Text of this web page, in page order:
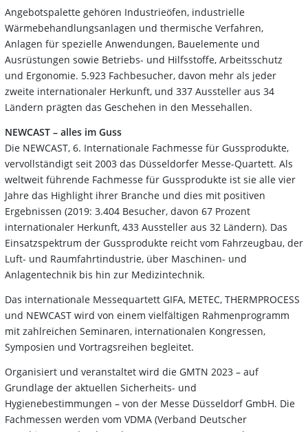
Angebotspalette gehören Industrieöfen, industrielle
Wärmebehandlungsanlagen und thermische Verfahren,
Anlagen für spezielle Anwendungen, Bauelemente und
Ausrüstungen sowie Betriebs- und Hilfsstoffe, Arbeitsschutz
und Ergonomie. 5.923 Fachbesucher, davon mehr als jeder
zweite internationaler Herkunft, und 337 Aussteller aus 34
Ländern prägten das Geschehen in den Messehallen.
NEWCAST – alles im Guss
Die NEWCAST, 6. Internationale Fachmesse für Gussprodukte,
vervollständigt seit 2003 das Düsseldorfer Messe-Quartett. Als
weltweit führende Fachmesse für Gussprodukte ist sie alle vier
Jahre das Highlight ihrer Branche und dies mit positiven
Ergebnissen (2019: 3.404 Besucher, davon 67 Prozent
internationaler Herkunft, 433 Aussteller aus 32 Ländern). Das
Einsatzspektrum der Gussprodukte reicht vom Fahrzeugbau, der
Luft- und Raumfahrtindustrie, über Maschinen- und
Anlagentechnik bis hin zur Medizintechnik.
Das internationale Messequartett GIFA, METEC, THERMPROCESS
und NEWCAST wird von einem vielfältigen Rahmenprogramm
mit zahlreichen Seminaren, internationalen Kongressen,
Symposien und Vortragsreihen begleitet.
Organisiert und veranstaltet wird die GMTN 2023 – auf
Grundlage der aktuellen Sicherheits- und
Hygienebestimmungen – von der Messe Düsseldorf GmbH. Die
Fachmessen werden vom VDMA (Verband Deutscher